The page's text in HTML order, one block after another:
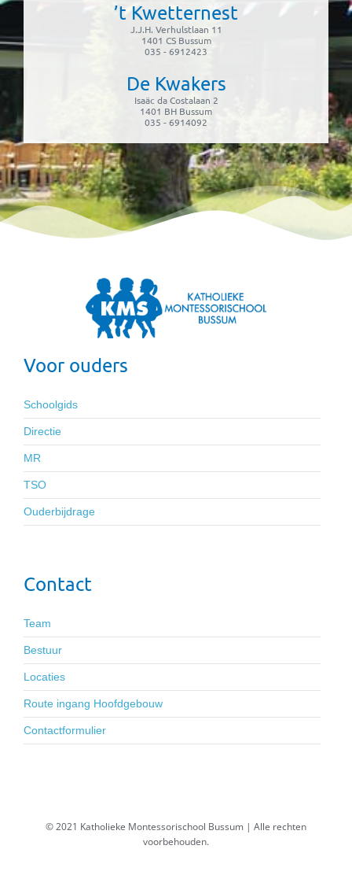
’t Kwetternest
J.J.H. Verhulstlaan 11
1401 CS Bussum
035 - 6912423
De Kwakers
Isaäc da Costalaan 2
1401 BH Bussum
035 - 6914092
Voor ouders
Schoolgids
Directie
MR
TSO
Ouderbijdrage
Contact
Team
Bestuur
Locaties
Route ingang Hoofdgebouw
Contactformulier
© 2021 Katholieke Montessorischool Bussum | Alle rechten
voorbehouden.